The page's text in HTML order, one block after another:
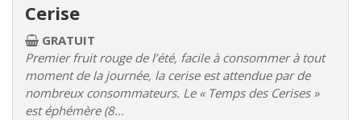
Cerise
GRATUIT
Premier fruit rouge de l’été, facile à consommer à tout
moment de la journée, la cerise est attendue par de
nombreux consommateurs. Le « Temps des Cerises »
est éphémère (8...